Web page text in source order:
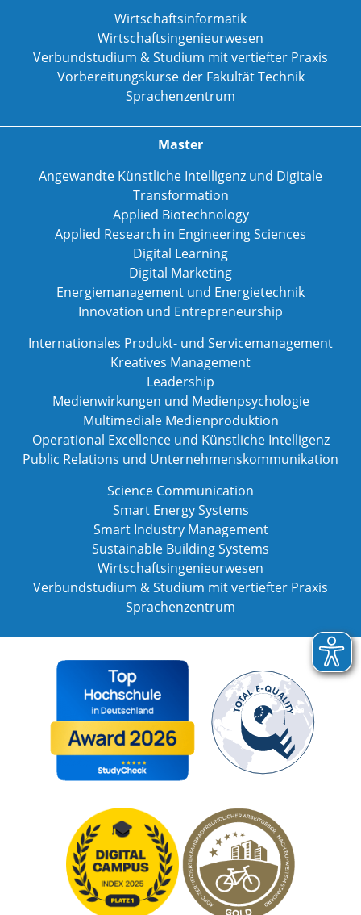
Wirtschaftsinformatik
Wirtschaftsingenieurwesen
Verbundstudium & Studium mit vertiefter Praxis
Vorbereitungskurse der Fakultät Technik
Sprachenzentrum
Master
Angewandte Künstliche Intelligenz und Digitale
Transformation
Applied Biotechnology
Applied Research in Engineering Sciences
Digital Learning
Digital Marketing
Energiemanagement und Energietechnik
Innovation und Entrepreneurship
Internationales Produkt- und Servicemanagement
Kreatives Management
Leadership
Medienwirkungen und Medienpsychologie
Multimediale Medienproduktion
Operational Excellence und Künstliche Intelligenz
Public Relations und Unternehmenskommunikation
Science Communication
Smart Energy Systems
Smart Industry Management
Sustainable Building Systems
Wirtschaftsingenieurwesen
Verbundstudium & Studium mit vertiefter Praxis
Sprachenzentrum